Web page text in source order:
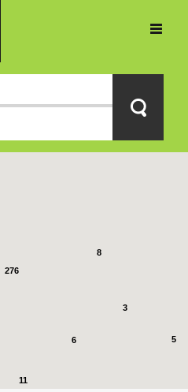
276
8
11
3
5
6